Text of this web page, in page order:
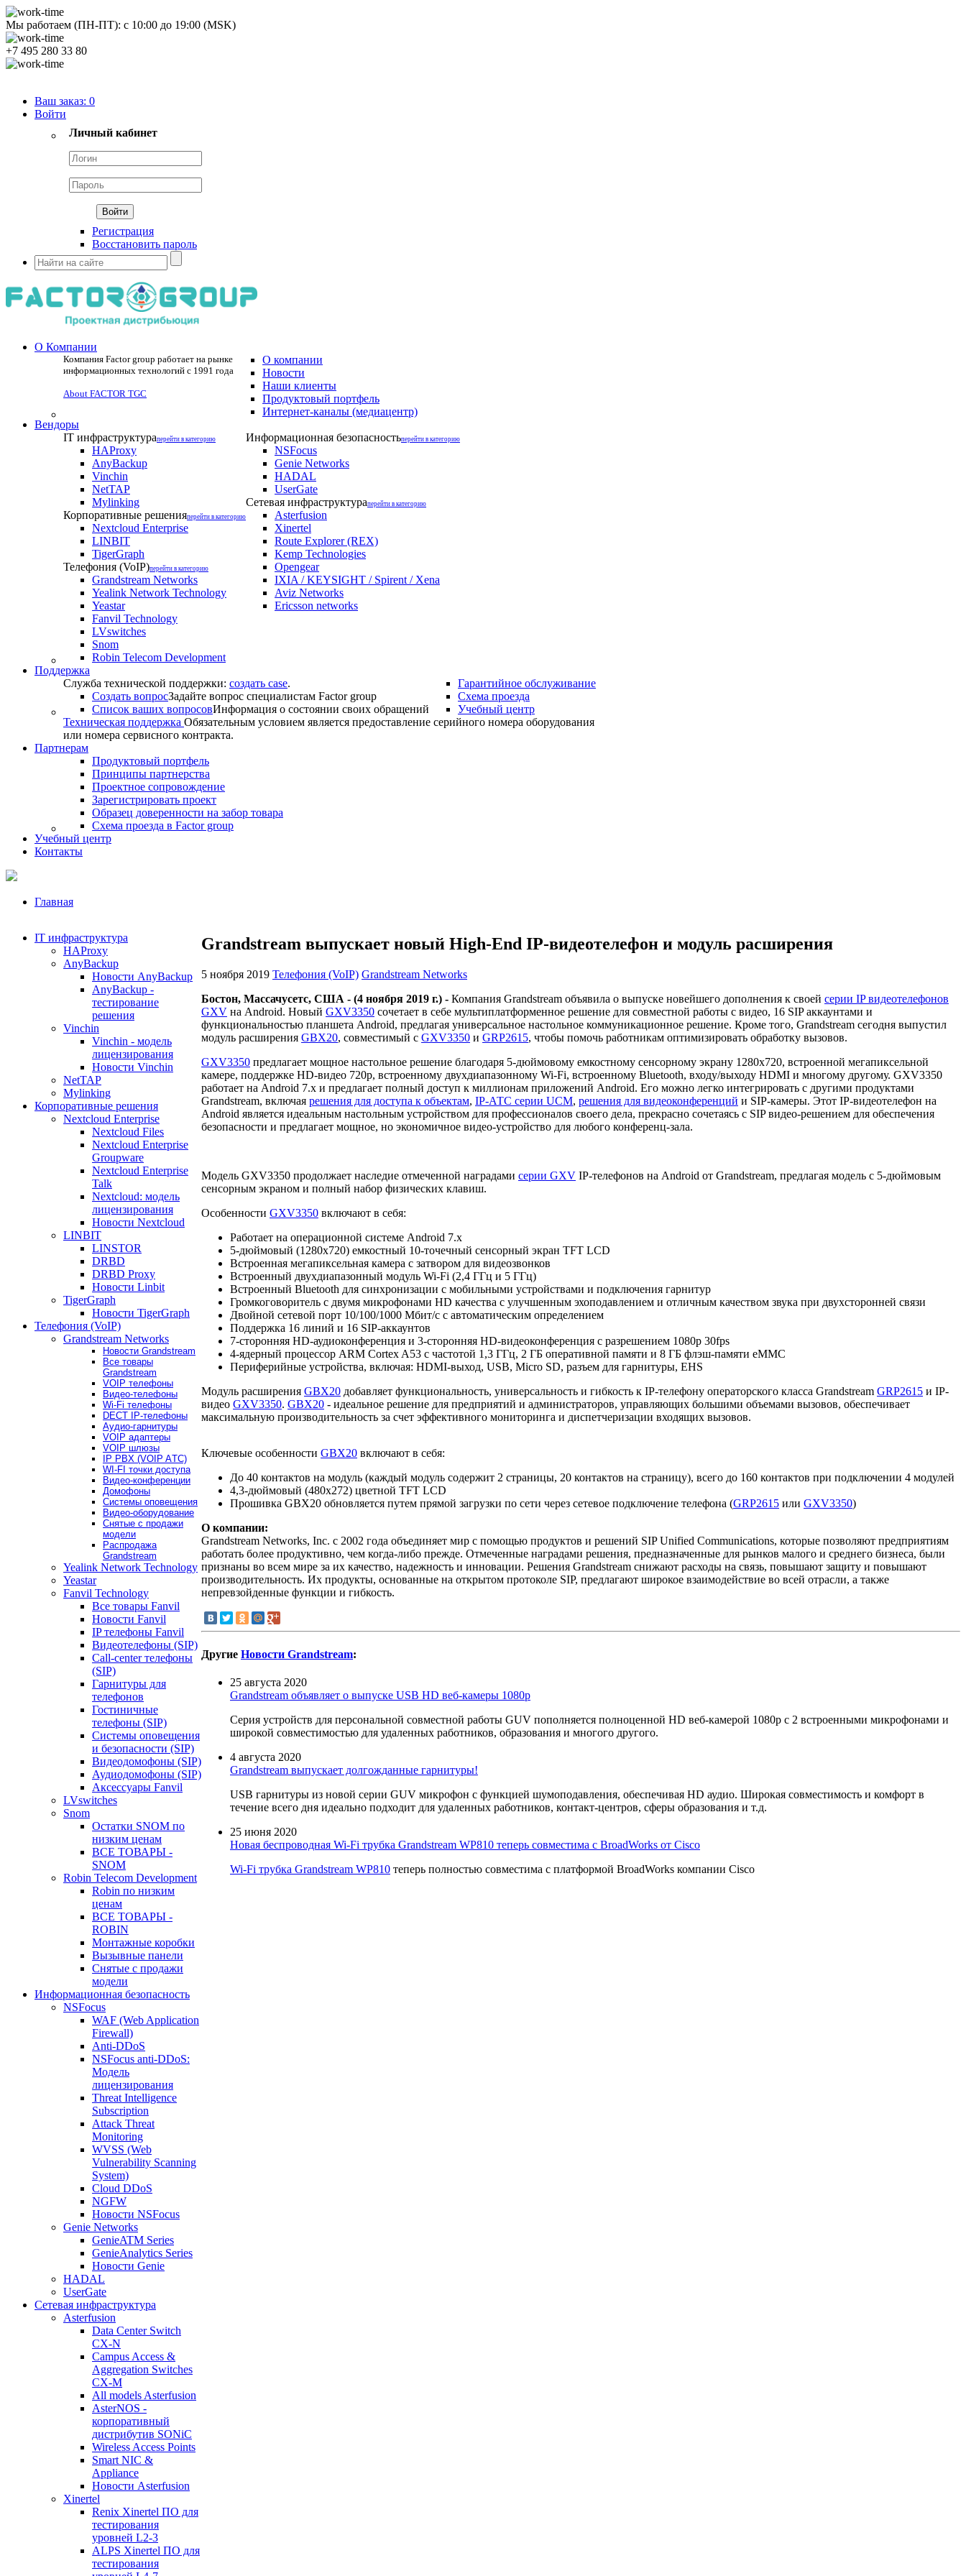
Мы работаем (ПН-ПТ): с 10:00 до 19:00 (MSK)
+7 495 280 33 80
Ваш заказ: 0
Войти
Личный кабинет
Регистрация
Восстановить пароль
О Компании
Компания Factor group работает на рынке
информационных технологий с 1991 года
About FACTOR TGC
О компании
Новости
Наши клиенты
Продуктовый портфель
Интернет-каналы (медиацентр)
Вендоры
IT инфраструктураперейти в категорию
HAProxy
AnyBackup
Vinchin
NetTAP
Mylinking
Корпоративные решенияперейти в категорию
Nextcloud Enterprise
LINBIT
TigerGraph
Телефония (VoIP)перейти в категорию
Grandstream Networks
Yealink Network Technology
Yeastar
Fanvil Technology
LVswitches
Snom
Robin Telecom Development
Информационная безопасностьперейти в категорию
NSFocus
Genie Networks
HADAL
UserGate
Сетевая инфраструктураперейти в категорию
Asterfusion
Xinertel
Route Explorer (REX)
Kemp Technologies
Opengear
IXIA / KEYSIGHT / Spirent / Xena
Aviz Networks
Ericsson networks
Поддержка
Служба технической поддержки: создать case.
Создать вопросЗадайте вопрос специалистам Factor group
Список ваших вопросовИнформация о состоянии своих обращений
Гарантийное обслуживание
Схема проезда
Учебный центр
Техническая поддержка Обязательным условием является предоставление серийного номера оборудования
или номера сервисного контракта.
Партнерам
Продуктовый портфель
Принципы партнерства
Проектное сопровождение
Зарегистрировать проект
Образец доверенности на забор товара
Схема проезда в Factor group
Учебный центр
Контакты
Главная
IT инфраструктура
HAProxy
AnyBackup
Новости AnyBackup
AnyBackup -
тестирование
решения
Vinchin
Vinchin - модель
лицензирования
Новости Vinchin
NetTAP
Mylinking
Корпоративные решения
Nextcloud Enterprise
Nextcloud Files
Nextcloud Enterprise
Groupware
Nextcloud Enterprise
Talk
Nextcloud: модель
лицензирования
Новости Nextcloud
LINBIT
LINSTOR
DRBD
DRBD Proxy
Новости Linbit
TigerGraph
Новости TigerGraph
Телефония (VoIP)
Grandstream Networks
Новости Grandstream
Все товары
Grandstream
VOIP телефоны
Видео-телефоны
Wi-Fi телефоны
DECT IP-телефоны
Аудио-гарнитуры
VOIP адаптеры
VOIP шлюзы
IP PBX (VOIP AТС)
WI-FI точки доступа
Видео-конференции
Домофоны
Системы оповещения
Видео-оборудование
Снятые с продажи
модели
Распродажа
Grandstream
Yealink Network Technology
Yeastar
Fanvil Technology
Все товары Fanvil
Новости Fanvil
IP телефоны Fanvil
Видеотелефоны (SIP)
Call-center телефоны
(SIP)
Гарнитуры для
телефонов
Гостиничные
телефоны (SIP)
Системы оповещения
и безопасности (SIP)
Видеодомофоны (SIP)
Аудиодомофоны (SIP)
Аксессуары Fanvil
LVswitches
Snom
Остатки SNOM по
низким ценам
ВСЕ ТОВАРЫ -
SNOM
Robin Telecom Development
Robin по низким
ценам
ВСЕ ТОВАРЫ -
ROBIN
Монтажные коробки
Вызывные панели
Снятые с продажи
модели
Информационная безопасность
NSFocus
WAF (Web Application
Firewall)
Anti-DDoS
NSFocus anti-DDoS:
Модель
лицензирования
Threat Intelligence
Subscription
Attack Threat
Monitoring
WVSS (Web
Vulnerability Scanning
System)
Cloud DDoS
NGFW
Новости NSFocus
Genie Networks
GenieATM Series
GenieAnalytics Series
Новости Genie
HADAL
UserGate
Сетевая инфраструктура
Asterfusion
Data Center Switch
CX-N
Campus Access &
Aggregation Switches
CX-M
All models Asterfusion
AsterNOS -
корпоративный
дистрибутив SONiC
Wireless Access Points
Smart NIC &
Appliance
Новости Asterfusion
Xinertel
Renix Xinertel ПО для
тестирования
уровней L2-3
ALPS Xinertel ПО для
тестирования
Grandstream выпускает новый High-End IP-видеотелефон и модуль расширения
5 ноября 2019 Телефония (VoIP) Grandstream Networks
Бостон, Массачусетс, США - (4 ноября 2019 г.) - Компания Grandstream объявила о выпуске новейшего дополнения к своей серии IP видеотелефонов
GXV на Android. Новый GXV3350 сочетает в себе мультиплатформенное решение для совместной работы с видео, 16 SIP аккаунтами и
функциональностью планшета Android, предлагая универсальное настольное коммуникационное решение. Кроме того, Grandstream сегодня выпустил
модуль расширения GBX20, совместимый с GXV3350 и GRP2615, чтобы помочь работникам оптимизировать обработку вызовов.
GXV3350 предлагает мощное настольное решение благодаря 5-дюймовому емкостному сенсорному экрану 1280x720, встроенной мегапиксельной
камере, поддержке HD-видео 720p, встроенному двухдиапазонному Wi-Fi, встроенному Bluetooth, входу/выходу HDMI и многому другому. GXV3350
работает на Android 7.x и предлагает полный доступ к миллионам приложений Android. Его можно легко интегрировать с другими продуктами
Grandstream, включая решения для доступа к объектам, IP-АТС серии UCM, решения для видеоконференций и SIP-камеры. Этот IP-видеотелефон на
Android является идеальным настольным устройством для профессионалов своего дела, прекрасно сочетаясь с SIP видео-решением для обеспечения
безопасности и предлагает мощное, но экономичное видео-устройство для любого конференц-зала.
Модель GXV3350 продолжает наследие отмеченной наградами серии GXV IP-телефонов на Android от Grandstream, предлагая модель с 5-дюймовым
сенсорным экраном и полный набор физических клавиш.
Особенности GXV3350 включают в себя:
Работает на операционной системе Android 7.x
5-дюймовый (1280x720) емкостный 10-точечный сенсорный экран TFT LCD
Встроенная мегапиксельная камера с затвором для видеозвонков
Встроенный двухдиапазонный модуль Wi-Fi (2,4 ГГц и 5 ГГц)
Встроенный Bluetooth для синхронизации с мобильными устройствами и подключения гарнитур
Громкоговоритель с двумя микрофонами HD качества с улучшенным эхоподавлением и отличным качеством звука при двухсторонней связи
Двойной сетевой порт 10/100/1000 Мбит/с с автоматическим определением
Поддержка 16 линий и 16 SIP-аккаунтов
7-сторонняя HD-аудиоконференция и 3-сторонняя HD-видеоконференция с разрешением 1080p 30fps
4-ядерный процессор ARM Cortex A53 с частотой 1,3 ГГц, 2 ГБ оперативной памяти и 8 ГБ флэш-памяти eMMC
Периферийные устройства, включая: HDMI-выход, USB, Micro SD, разъем для гарнитуры, EHS
Модуль расширения GBX20 добавляет функциональность, универсальность и гибкость к IP-телефону операторского класса Grandstream GRP2615 и IP-
видео GXV3350. GBX20 - идеальное решение для предприятий и администраторов, управляющих большими объемами вызовов, обеспечивает
максимальную производительность за счет эффективного мониторинга и диспетчеризации входящих вызовов.
Ключевые особенности GBX20 включают в себя:
До 40 контактов на модуль (каждый модуль содержит 2 страницы, 20 контактов на страницу), всего до 160 контактов при подключении 4 модулей
4,3-дюймовый (480x272) цветной TFT LCD
Прошивка GBX20 обновляется путем прямой загрузки по сети через сетевое подключение телефона (GRP2615 или GXV3350)
О компании:
Grandstream Networks, Inc. с 2002 года объединяет мир с помощью продуктов и решений SIP Unified Communications, которые позволяют предприятиям
работать более продуктивно, чем когда-либо прежде. Отмеченные наградами решения, предназначенные для рынков малого и среднего бизнеса, были
признаны во всем мире за их качество, надежность и инновации. Решения Grandstream снижают расходы на связь, повышают защиту и повышают
производительность. Их продукты, основанные на открытом протоколе SIP, предлагают широкое взаимодействие во всей отрасли, а также
непревзойденные функции и гибкость.
Другие Новости Grandstream:
25 августа 2020
Grandstream объявляет о выпуске USB HD веб-камеры 1080p
Серия устройств для персональной совместной работы GUV пополняется полноценной HD веб-камерой 1080p с 2 встроенными микрофонами и
широкой совместимостью для удаленных работников, образования и многого другого.
4 августа 2020
Grandstream выпускает долгожданные гарнитуры!
USB гарнитуры из новой серии GUV микрофон с функцией шумоподавления, обеспечивая HD аудио. Широкая совместимость и комфорт в
течение всего дня идеально подходит для удаленных работников, контакт-центров, сферы образования и т.д.
25 июня 2020
Новая беспроводная Wi-Fi трубка Grandstream WP810 теперь совместима с BroadWorks от Cisco
Wi-Fi трубка Grandstream WP810 теперь полностью совместима с платформой BroadWorks компании Cisco